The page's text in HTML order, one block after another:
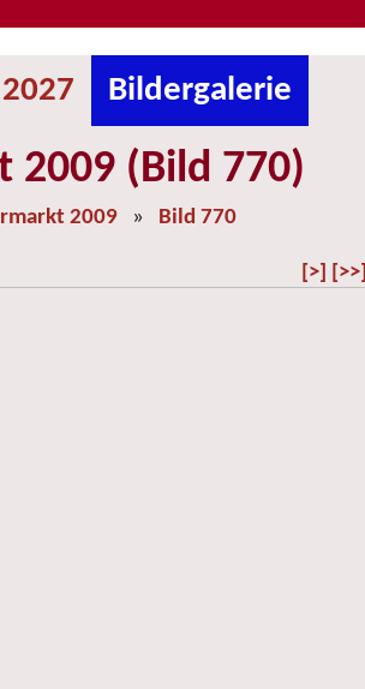
Bildergalerie
(Bild 770)
2009 » Bild 770
[>] [>>]